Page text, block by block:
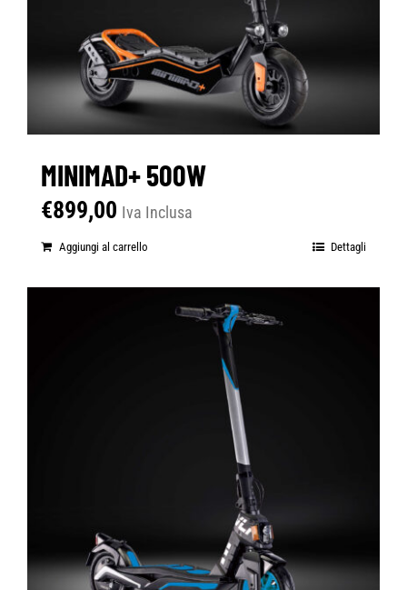
MINIMAD+ 500W
€899,00 Iva Inclusa
Aggiungi al carrello Dettagli